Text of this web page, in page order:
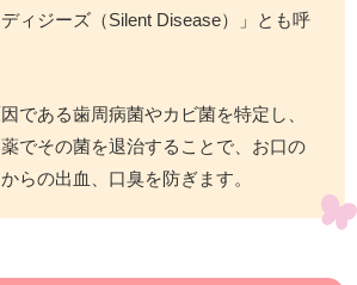
ィジーズ（Silent Disease）」とも呼
である歯周病菌やカビ菌を特定し、
でその菌を退治することで、お口の
らの出血、口臭を防ぎます。